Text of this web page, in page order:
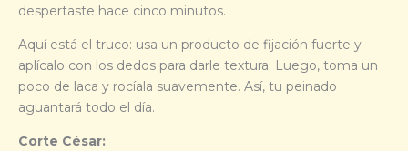
despertaste hace cinco minutos.
Aquí está el truco: usa un producto de fijación fuerte y
aplícalo con los dedos para darle textura. Luego, toma un
poco de laca y rocíala suavemente. Así, tu peinado
aguantará todo el día.
Corte César: